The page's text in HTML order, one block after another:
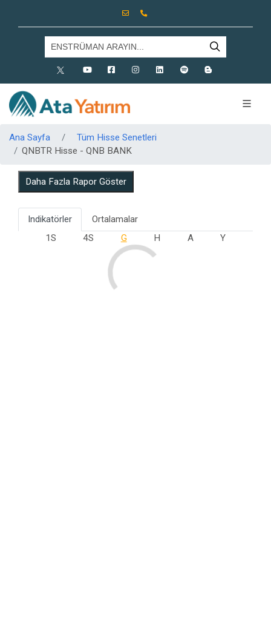
X Youtube FacebookInstagramLinkedinSpotify
Ana Sayfa
Tüm Hisse Senetleri
QNBTR Hisse - QNB BANK
Daha Fazla Rapor Göster
Indikatörler
Ortalamalar
1S
4S G H A Y